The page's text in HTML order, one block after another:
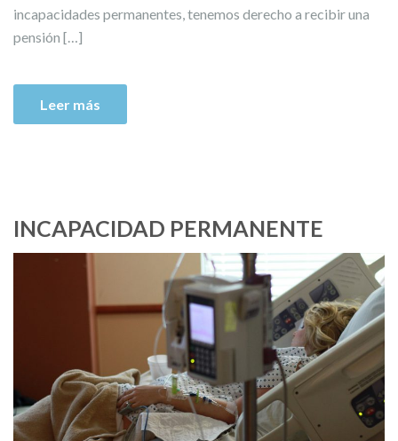
incapacidades permanentes, tenemos derecho a recibir una
pensión […]
Leer más
INCAPACIDAD PERMANENTE